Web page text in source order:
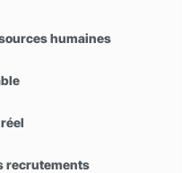
humaines
recrutements